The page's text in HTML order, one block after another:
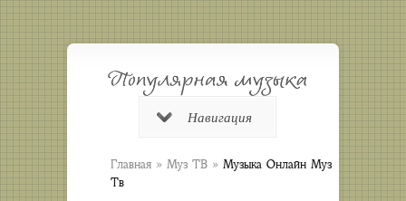
Навигация
Главная » Муз ТВ » Музыка Онлайн Муз
Тв